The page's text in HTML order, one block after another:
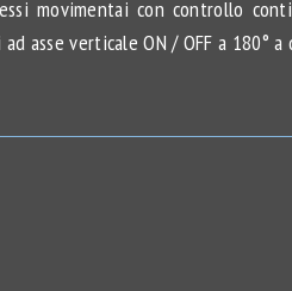
movimentai con controllo
asse verticale ON / OFF a 180°